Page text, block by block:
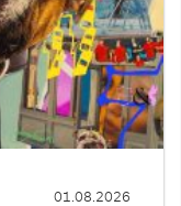
01.08.2026